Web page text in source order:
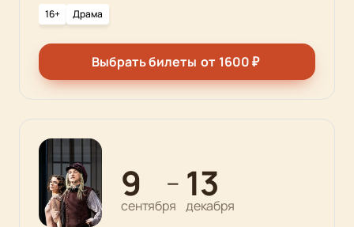
16+ Драма
Выбрать билеты от 1600₽
9
сентября
— 13
декабря